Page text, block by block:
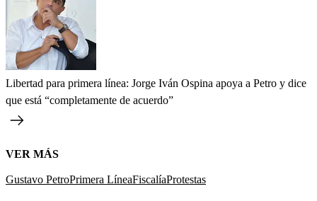
Libertad para primera línea: Jorge Iván Ospina apoya a Petro y dice
que está “completamente de acuerdo”
VER MÁS
Gustavo PetroPrimera LíneaFiscalíaProtestas